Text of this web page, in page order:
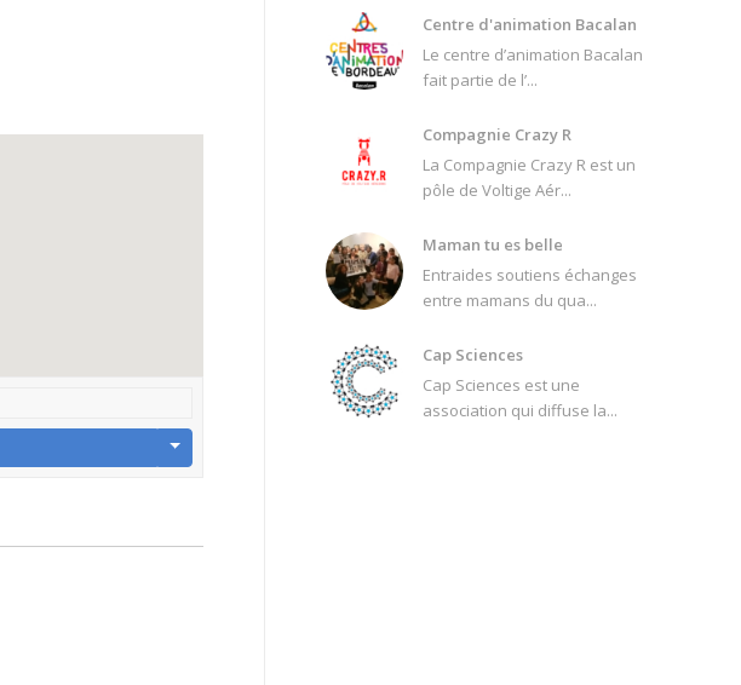
Centre d'animation Bacalan
Le centre d’animation Bacalan
fait partie de l’...
Compagnie Crazy R
La Compagnie Crazy R est un
pôle de Voltige Aér...
Maman tu es belle
Entraides soutiens échanges
entre mamans du qua...
Cap Sciences
Cap Sciences est une
association qui diffuse la...